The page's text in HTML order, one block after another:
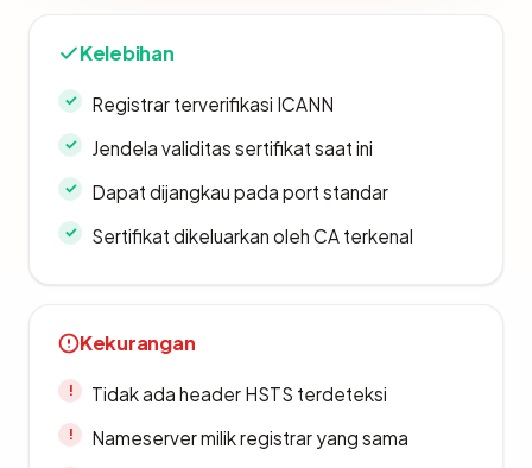
Kelebihan
Registrar terverifikasi ICANN
Jendela validitas sertifikat saat ini
Dapat dijangkau pada port standar
Sertifikat dikeluarkan oleh CA terkenal
Kekurangan
Tidak ada header HSTS terdeteksi
Nameserver milik registrar yang sama